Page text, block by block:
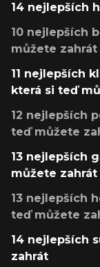
14 nejlepších
10 nejlepších
můžete zahrát
11 nejlepších
která si teď
12 nejlepších
teď můžete
13 nejlepších
můžete zahrát
13 nejlepších
teď můžete
14 nejlepších
zahrát